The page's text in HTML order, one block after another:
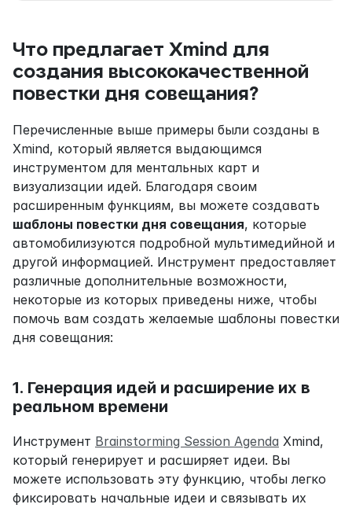
Что предлагает Xmind для
создания высококачественной
повестки дня совещания?
Перечисленные выше примеры были созданы в
Xmind, который является выдающимся
инструментом для ментальных карт и
визуализации идей. Благодаря своим
шаблоны повестки дня совещания, которые
автомобилизуются подробной мультимедийной и
другой информацией. Инструмент предоставляет
различные дополнительные возможности,
некоторые из которых приведены ниже, чтобы
помочь вам создать желаемые шаблоны повестки
дня совещания:
1. Генерация идей и расширение их в
реальном времени
Инструмент Brainstorming Session Agenda Xmind,
который генерирует и расширяет идеи. Вы
можете использовать эту функцию, чтобы легко
фиксировать начальные идеи и связывать их